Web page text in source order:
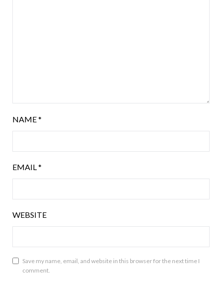
NAME*
EMAIL*
WEBSITE
Save my name, email, and website in this browser for the next time I
comment.